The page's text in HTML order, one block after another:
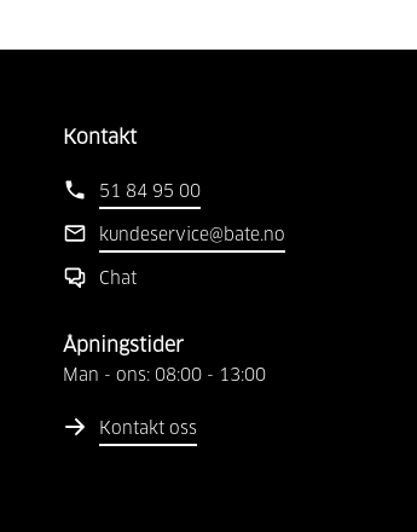
Kontakt
51 84 95 00
kundeservice@bate.no
Chat
Åpningstider
Man - ons: 08:00 - 13:00
Kontakt oss